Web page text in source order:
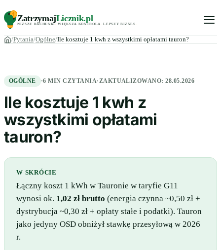
ZatrzymajLicznik.pl
NIŻSZE RACHUNKI. WIĘKSZA KONTROLA LEPSZY BIZNES
Pytania Ogólne Ile kosztuje 1 kwh z wszystkimi opłatami tauron?
OGÓLNE ·6 MIN CZYTANIA·ZAKTUALIZOWANO:28.05.2026
Ile kosztuje 1 kwh z
wszystkimi opłatami
tauron?
W SKRÓCIE
Łączny koszt 1 kWh w Tauronie w taryfie G11
wynosi ok. 1,02 zł brutto (energia czynna ~0,50 zł +
dystrybucja ~0,30 zł + opłaty stałe i podatki). Tauron
jako jedyny OSD obniżył stawkę przesyłową w 2026
r.